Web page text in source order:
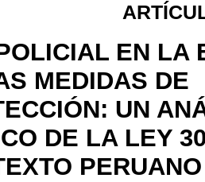
EN LA
MEDIDAS DE
UN
DE LA LEY
PERUANO